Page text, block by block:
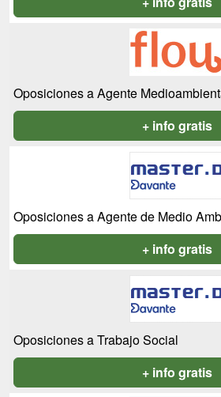
Oposiciones a Agente
+ info gratis
Oposiciones a Agente de Medio
+ info gratis
Oposiciones a Trabajo Social
+ info gratis